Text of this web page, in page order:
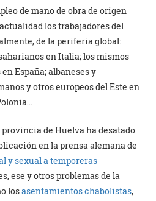
de mano de obra de origen
los trabajadores del
de la periferia global:
en Italia; los mismos
España; albaneses y
y otros europeos del Este en
provincia de Huelva ha desatado
en la prensa alemana de
y sexual a temporeras
ese y otros problemas de la
losasentamientos chabolistas,